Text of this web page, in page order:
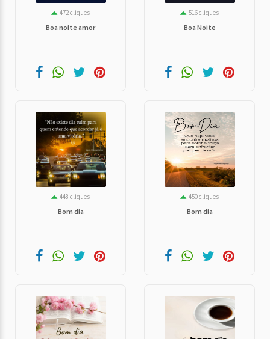
472 cliques
Boa noite amor
516 cliques
Boa Noite
448 cliques
Bom dia
450 cliques
Bom dia